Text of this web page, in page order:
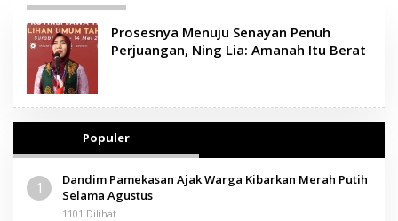
Prosesnya Menuju Senayan Penuh
Perjuangan, Ning Lia: Amanah Itu Berat
Populer
1
Dandim Pamekasan Ajak Warga Kibarkan Merah Putih
Selama Agustus
1101 Dilihat